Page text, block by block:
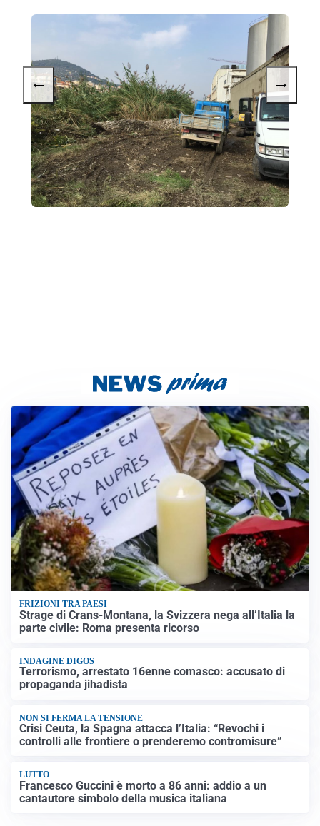
← →
FRIZIONI TRA PAESI
Strage di Crans-Montana, la Svizzera nega all’Italia la
parte civile: Roma presenta ricorso
INDAGINE DIGOS
Terrorismo, arrestato 16enne comasco: accusato di
propaganda jihadista
NON SI FERMA LA TENSIONE
Crisi Ceuta, la Spagna attacca l’Italia: “Revochi i
controlli alle frontiere o prenderemo contromisure”
LUTTO
Francesco Guccini è morto a 86 anni: addio a un
cantautore simbolo della musica italiana